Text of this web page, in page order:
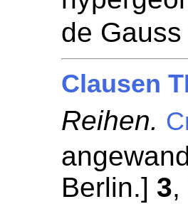
de
Clausen
Reihen.
Berlin.] 3,